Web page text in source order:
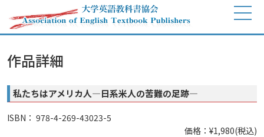
作品詳細
私たちはアメリカ人―日系米人の苦難の足跡―
ISBN： 978-4-269-43023-5
価格：¥1,980(税込)